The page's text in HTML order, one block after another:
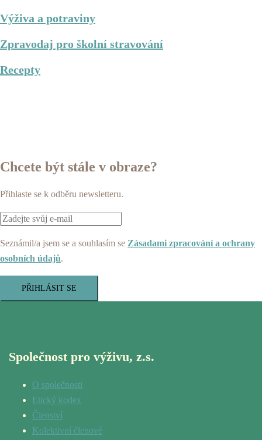
Výživa a potraviny
Zpravodaj pro školní stravování
Recepty
Chcete být stále v obraze?
Přihlaste se k odběru newsletteru.
Seznámil/a jsem se a souhlasím se Zásadami zpracování a ochrany
osobních údajů.
PŘIHLÁSIT SE
Společnost pro výživu, z.s.
O společnosti
Etický kodex
Členství
Kolektivní členové